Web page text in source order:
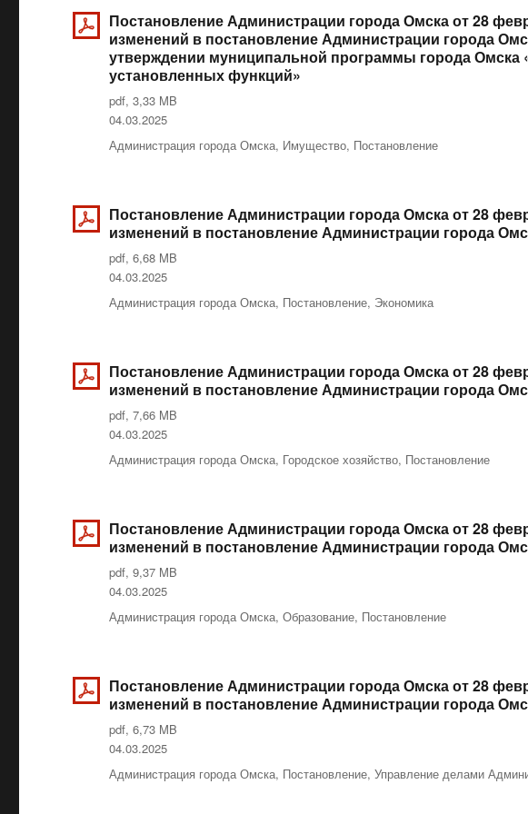
Постановление Администрации города Омска от 28
изменений в постановление Администрации города
утверждении муниципальной программы города
установленных функций»
pdf, 3,33 MB
Опубликовано
04.03.2025
Рубрики
Администрация города Омска, Имущество, Постановление
Постановление Администрации города Омска от 28
изменений в постановление Администрации города
pdf, 6,68 MB
Опубликовано
04.03.2025
Рубрики
Администрация города Омска, Постановление, Экономика
Постановление Администрации города Омска от 28
изменений в постановление Администрации города
pdf, 7,66 MB
Опубликовано
04.03.2025
Рубрики
Администрация города Омска, Городское хозяйство, Постановление
Постановление Администрации города Омска от 28
изменений в постановление Администрации города
pdf, 9,37 MB
Опубликовано
04.03.2025
Рубрики
Администрация города Омска,Образование, Постановление
Постановление Администрации города Омска от 28
изменений в постановление Администрации города
pdf, 6,73 MB
Опубликовано
04.03.2025
Рубрики
Администрация города Омска, Постановление,Управление делами